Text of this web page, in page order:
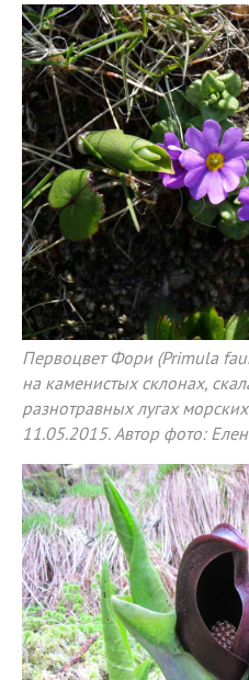
Первоцвет Фори (Primula
на каменистых склонах,
разнотравных лугах
11.05.2015. Автор фото: